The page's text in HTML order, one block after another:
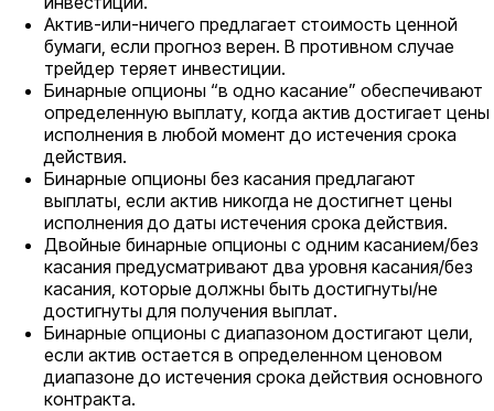
Актив-или-ничего предлагает стоимость ценной
бумаги, если прогноз верен. В противном случае
трейдер теряет инвестиции.
Бинарные опционы “в одно касание” обеспечивают
определенную выплату, когда актив достигает цены
исполнения в любой момент до истечения срока
действия.
Бинарные опционы без касания предлагают
выплаты, если актив никогда не достигнет цены
исполнения до даты истечения срока действия.
Двойные бинарные опционы с одним касанием/без
касания предусматривают два уровня касания/без
касания, которые должны быть достигнуты/не
достигнуты для получения выплат.
Бинарные опционы с диапазоном достигают цели,
если актив остается в определенном ценовом
диапазоне до истечения срока действия основного
контракта.